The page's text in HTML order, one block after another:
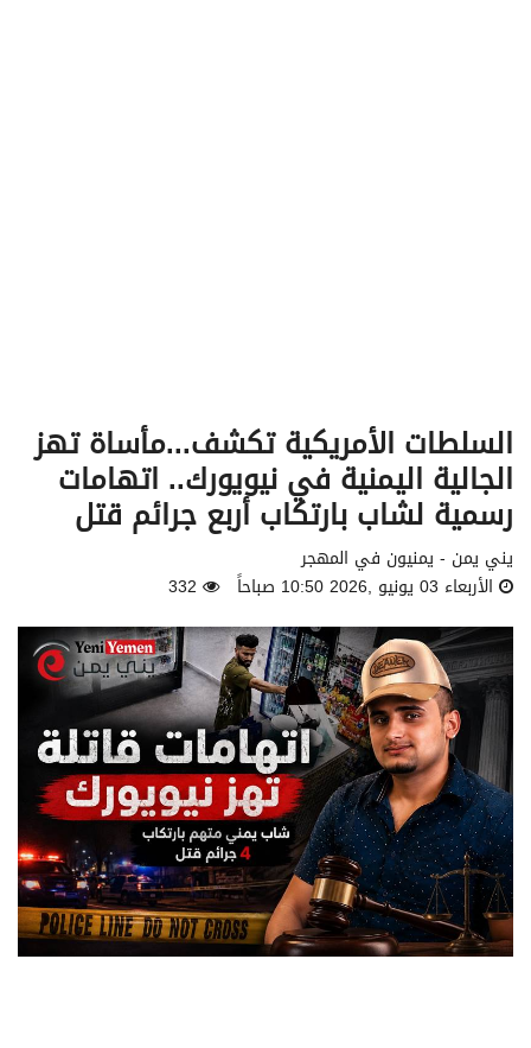
السلطات الأمريكية تكشف...مأساة تهز
الجالية اليمنية في نيويورك.. اتهامات
رسمية لشاب بارتكاب أربع جرائم قتل
يني يمن - يمنيون في المهجر
الأربعاء 03 يونيو ,2026 10:50 صباحاً
332